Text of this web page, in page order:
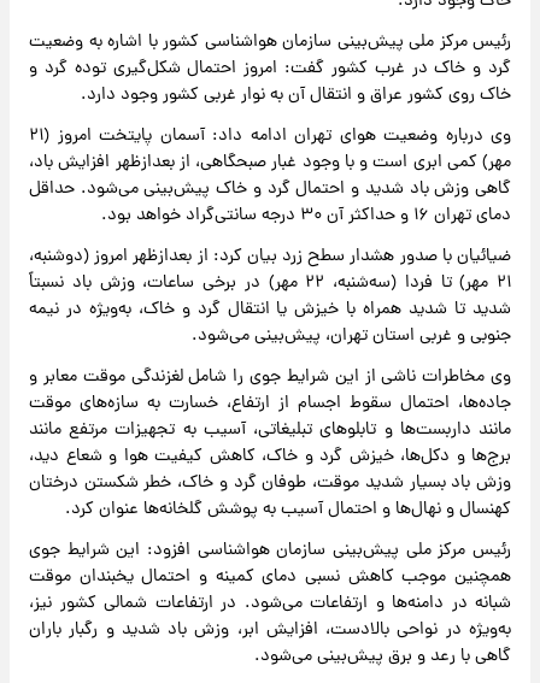
رئیس مرکز ملی پیش‌بینی سازمان هواشناسی کشور با اشاره به وضعیت
گرد و خاک در غرب کشور گفت: امروز احتمال شکل‌گیری توده گرد و
خاک روی کشور عراق و انتقال آن به نوار غربی کشور وجود دارد.
وی درباره وضعیت هوای تهران ادامه داد: آسمان پایتخت امروز (۲۱
مهر) کمی ابری است و با وجود غبار صبحگاهی، از بعدازظهر افزایش باد،
گاهی وزش باد شدید و احتمال گرد و خاک پیش‌بینی می‌شود. حداقل
دمای تهران ۱۶ و حداکثر آن ۳۰ درجه سانتی‌گراد خواهد بود.
ضیائیان با صدور هشدار سطح زرد بیان کرد: از بعدازظهر امروز (دوشنبه،
۲۱ مهر) تا فردا (سه‌شنبه، ۲۲ مهر) در برخی ساعات، وزش باد نسبتاً
شدید تا شدید همراه با خیزش یا انتقال گرد و خاک، به‌ویژه در نیمه
جنوبی و غربی استان تهران، پیش‌بینی می‌شود.
وی مخاطرات ناشی از این شرایط جوی را شامل لغزندگی موقت معابر و
جاده‌ها، احتمال سقوط اجسام از ارتفاع، خسارت به سازه‌های موقت
مانند داربست‌ها و تابلوهای تبلیغاتی، آسیب به تجهیزات مرتفع مانند
برج‌ها و دکل‌ها، خیزش گرد و خاک، کاهش کیفیت هوا و شعاع دید،
وزش باد بسیار شدید موقت، طوفان گرد و خاک، خطر شکستن درختان
کهنسال و نهال‌ها و احتمال آسیب به پوشش گلخانه‌ها عنوان کرد.
رئیس مرکز ملی پیش‌بینی سازمان هواشناسی افزود: این شرایط جوی
همچنین موجب کاهش نسبی دمای کمینه و احتمال یخبندان موقت
شبانه در دامنه‌ها و ارتفاعات می‌شود. در ارتفاعات شمالی کشور نیز،
به‌ویژه در نواحی بالادست، افزایش ابر، وزش باد شدید و رگبار باران
گاهی با رعد و برق پیش‌بینی می‌شود.